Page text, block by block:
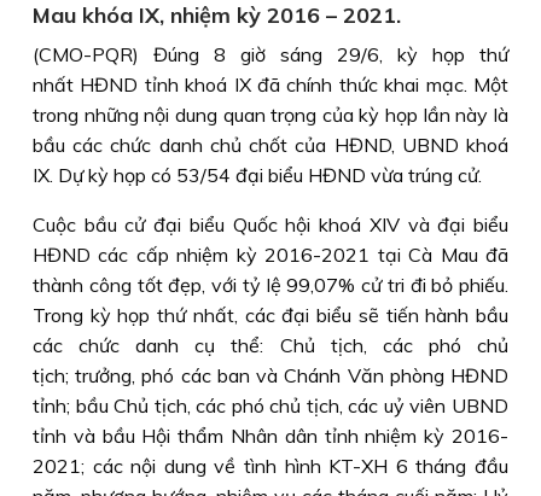
Mau khóa IX, nhiệm kỳ 2016 – 2021.
(CMO-PQR) Đúng 8 giờ sáng 29/6, kỳ họp thứ
nhất HĐND tỉnh khoá IX đã chính thức khai mạc. Một
trong những nội dung quan trọng của kỳ họp lần này là
bầu các chức danh chủ chốt của HĐND, UBND khoá
IX. Dự kỳ họp có 53/54 đại biểu HĐND vừa trúng cử.
Cuộc bầu cử đại biểu Quốc hội khoá XIV và đại biểu
HĐND các cấp nhiệm kỳ 2016-2021 tại Cà Mau đã
thành công tốt đẹp, với tỷ lệ 99,07% cử tri đi bỏ phiếu.
Trong kỳ họp thứ nhất, các đại biểu sẽ tiến hành bầu
các chức danh cụ thể: Chủ tịch, các phó chủ
tịch; trưởng, phó các ban và Chánh Văn phòng HĐND
tỉnh; bầu Chủ tịch, các phó chủ tịch, các uỷ viên UBND
tỉnh và bầu Hội thẩm Nhân dân tỉnh nhiệm kỳ 2016-
2021; các nội dung về tình hình KT-XH 6 tháng đầu